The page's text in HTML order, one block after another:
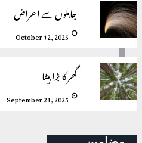
جاہلوں سے اعراض
October 12, 2025
گھر کا بڑا بیٹا
September 21, 2025